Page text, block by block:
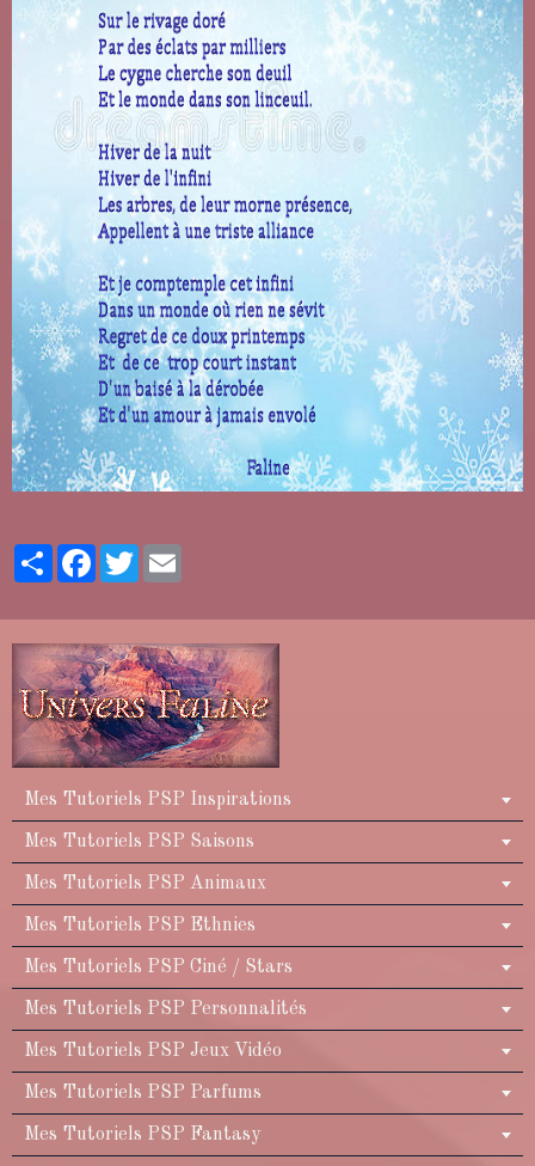
PartagerFacebook
Twitter
Mes Tutoriels PSP Inspirations
Mes Tutoriels PSP Saisons
Mes Tutoriels PSP Animaux
Mes Tutoriels PSP Ethnies
Mes Tutoriels PSP Ciné / Stars
Mes Tutoriels PSP Personnalités
Mes Tutoriels PSP Jeux Vidéo
Mes Tutoriels PSP Parfums
Mes Tutoriels PSP Fantasy